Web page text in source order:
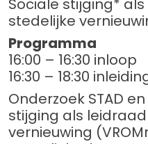
Sociale stijging*
stedelijke
Programma
16:00 – 16:30 inloop
16:30 – 18:30
Onderzoek STAD
stijging als
vernieuwing